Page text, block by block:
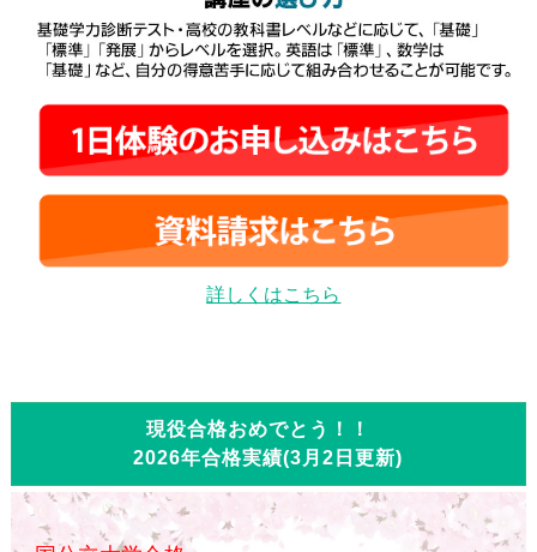
詳しくはこちら
現役合格おめでとう！！
2026年合格実績(3月2日更新)